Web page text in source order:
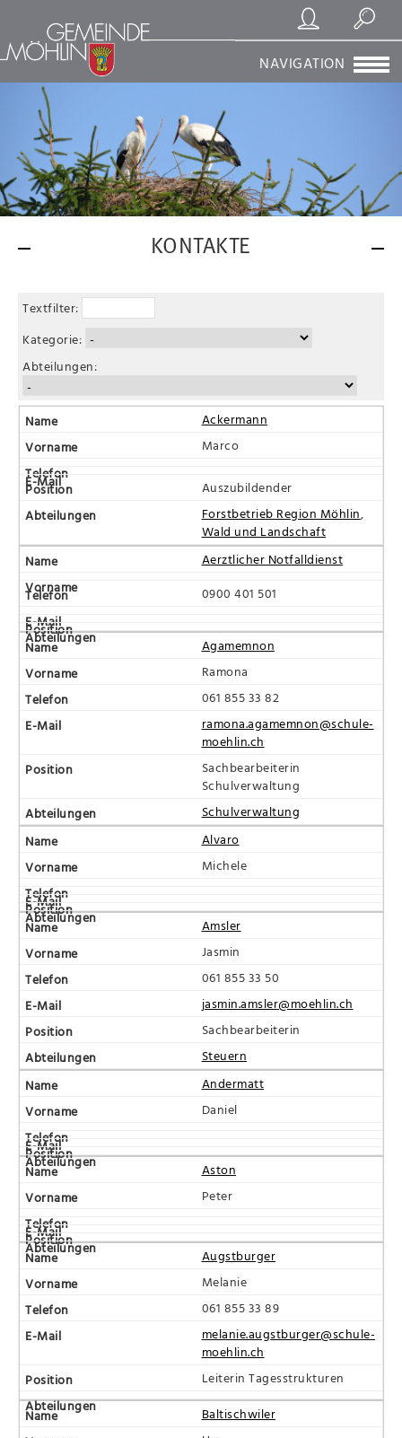
Registrierung/Login
Suchen
NAVIGATION
KONTAKTE
Textfilter:
Kategorie:
Abteilungen:
Ackermann
Marco
Auszubildender
Forstbetrieb Region Möhlin,
Wald und Landschaft
Aerztlicher Notfalldienst
0900 401 501
Agamemnon
Ramona
061 855 33 82
ramona.agamemnon@schule-
moehlin.ch
Sachbearbeiterin
Schulverwaltung
Schulverwaltung
Alvaro
Michele
Amsler
Jasmin
061 855 33 50
jasmin.amsler@moehlin.ch
Sachbearbeiterin
Steuern
Andermatt
Daniel
Aston
Peter
Augstburger
Melanie
061 855 33 89
melanie.augstburger@schule-
moehlin.ch
Leiterin Tagesstrukturen
Baltischwiler